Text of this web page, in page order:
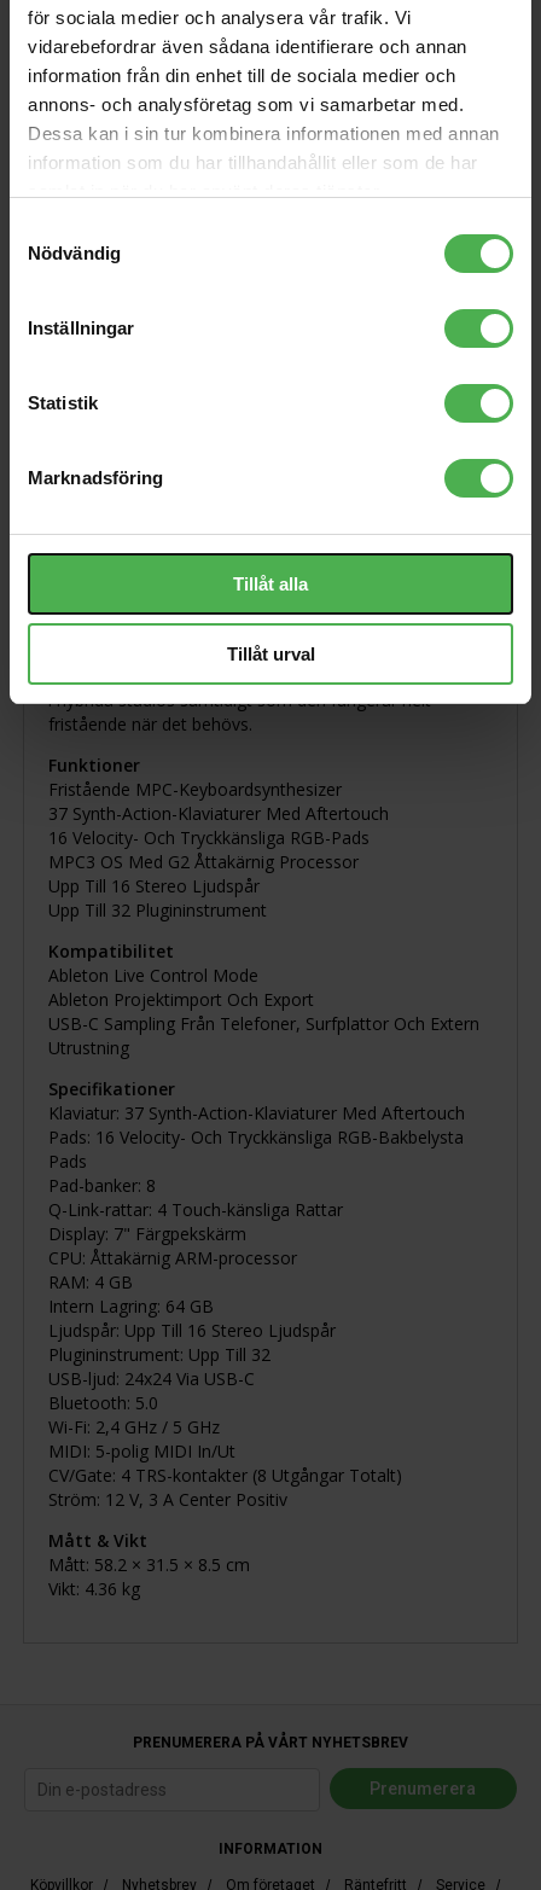
för sociala medier och analysera vår trafik. Vi
vidarebefordrar även sådana identifierare och annan
information från din enhet till de sociala medier och
annons- och analysföretag som vi samarbetar med.
Dessa kan i sin tur kombinera informationen med annan
information som du har tillhandahållit eller som de har
Nödvändig
Inställningar
Statistik
Marknadsföring
Tillåt alla
Tillåt urval
Produktbeskrivning Videos
MPC Key 37 G2 är ett nästa generations fristående
MPC-keyboardsynthesizer utvecklat för producenter och
beatmakare som vill ha MPC-arbetsflödet i ett
pads, pitch- och modhjul samt en fokuserad standalone-
produktionsmotor.
Drivet av MPC3 OS och en ny G2 åttakärnig processor
levererar MPC Key 37 G2 betydligt bättre standalone-
prestanda för större projekt, snabbare laddningstider
stereoljudspår och upp till 32 plugininstrument för
En 7-tums multitouch-skärm ger åtkomst till MPC3:s
moderna track-baserade arbetsflöde och Linear
utan dator. Sampling från telefoner, surfplattor och
extern utrustning via USB-C ger snabba och flexibla
Med en-kabels USB-C-anslutning för ljud, MIDI och data,
samt stöd för Ableton Live Control Mode och
i hybrida studios samtidigt som den fungerar helt
fristående när det behövs.
Funktioner
Fristående MPC-Keyboardsynthesizer
37 Synth-Action-Klaviaturer Med Aftertouch
16 Velocity- Och Tryckkänsliga RGB-Pads
MPC3 OS Med G2 Åttakärnig Processor
Upp Till 16 Stereo Ljudspår
Upp Till 32 Plugininstrument
Kompatibilitet
Ableton Live Control Mode
Ableton Projektimport Och Export
USB-C Sampling Från Telefoner, Surfplattor Och Extern
Utrustning
Specifikationer
Klaviatur: 37 Synth-Action-Klaviaturer Med Aftertouch
Pads: 16 Velocity- Och Tryckkänsliga RGB-Bakbelysta
Pads
Pad-banker: 8
Q-Link-rattar: 4 Touch-känsliga Rattar
Display: 7" Färgpekskärm
CPU: Åttakärnig ARM-processor
RAM: 4 GB
Intern Lagring: 64 GB
Ljudspår: Upp Till 16 Stereo Ljudspår
Plugininstrument: Upp Till 32
USB-ljud: 24x24 Via USB-C
Bluetooth: 5.0
Wi-Fi: 2,4 GHz / 5 GHz
MIDI: 5-polig MIDI In/Ut
CV/Gate: 4 TRS-kontakter (8 Utgångar Totalt)
Ström: 12 V, 3 A Center Positiv
Mått & Vikt
Mått: 58.2 × 31.5 × 8.5 cm
Vikt: 4.36 kg
PRENUMERERA PÅ VÅRT NYHETSBREV
INFORMATION
Köpvillkor / Nyhetsbrev / Om företaget / Räntefritt / Service /